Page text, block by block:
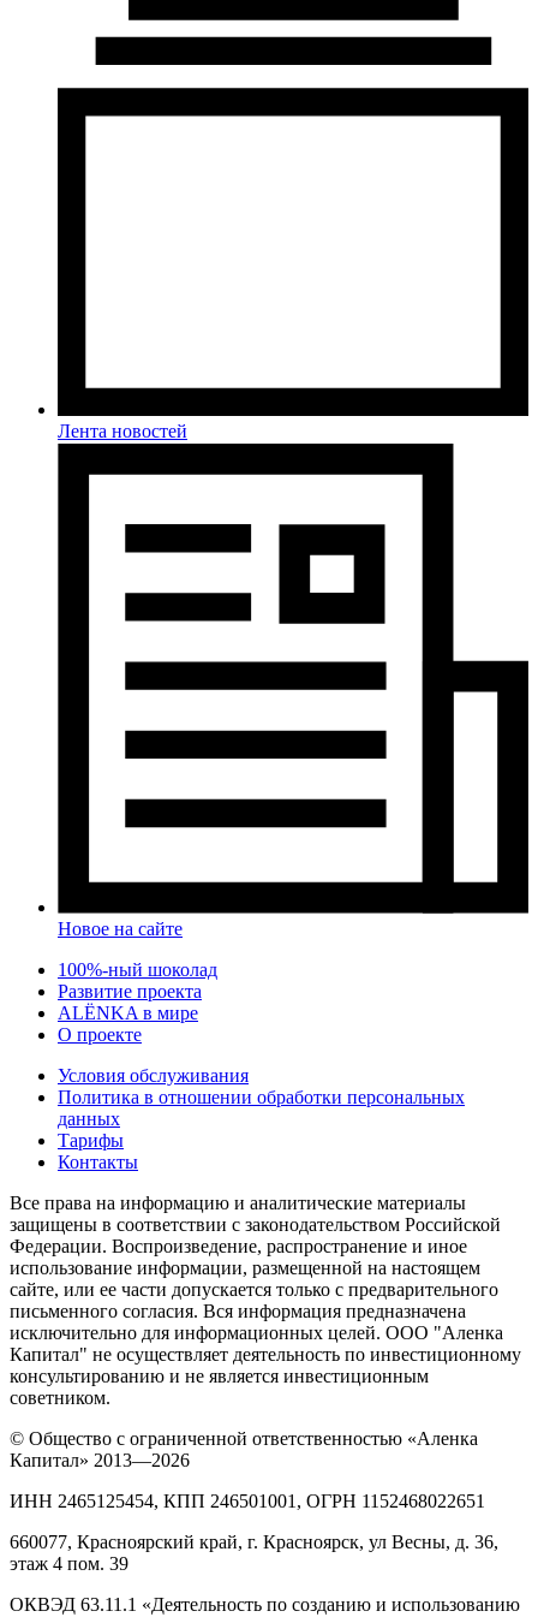
Лента новостей
Новое на сайте
100%-ный шоколад
Развитие проекта
ALЁNKA в мире
О проекте
Условия обслуживания
Политика в отношении обработки персональных
данных
Тарифы
Контакты
Все права на информацию и аналитические материалы
защищены в соответствии с законодательством Российской
Федерации. Воспроизведение, распространение и иное
использование информации, размещенной на настоящем
сайте, или ее части допускается только с предварительного
письменного согласия. Вся информация предназначена
исключительно для информационных целей. ООО "Аленка
Капитал" не осуществляет деятельность по инвестиционному
консультированию и не является инвестиционным
советником.
© Общество с ограниченной ответственностью «Аленка
Капитал» 2013—2026
ИНН 2465125454, КПП 246501001, ОГРН 1152468022651
660077, Красноярский край, г. Красноярск, ул Весны, д. 36,
этаж 4 пом. 39
ОКВЭД 63.11.1 «Деятельность по созданию и использованию